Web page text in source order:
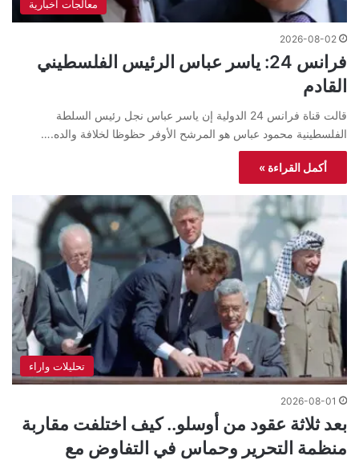
معالجات اخبارية
2026-08-02
فرانس 24: ياسر عباس الرئيس الفلسطيني
القادم
قالت قناة فرانس 24 الدولية إن ياسر عباس نجل رئيس السلطة
الفلسطينية محمود عباس هو المرشح الأوفر حظوظا لخلافة والده.…
أكمل القراءة »
تحليلات واراء
2026-08-01
بعد ثلاثة عقود من أوسلو.. كيف اختلفت مقاربة
منظمة التحرير وحماس في التفاوض مع